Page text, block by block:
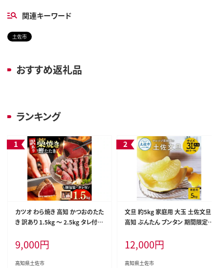
関連キーワード
土佐市
おすすめ返礼品
ランキング
カツオ わら焼き 高知 かつおのたた
き 訳あり 1.5kg ～ 2.5kg タレ付き
き 藁焼き 訳アリ 鰹タタキ 鰹たたき
不揃い 規格外 鰹 刺身 刺し身 さし
み 海鮮 わら焼き 冷凍 小分け 高知
9,000円
高知県土佐市
文旦 約5kg 家庭用 大玉 土佐文旦
高知 ぶんたん ブンタン 期間限定
橘 フルーツ 高知県産 家庭用 ご自
宅用 傷 美味しい
12,000円
高知県土佐市